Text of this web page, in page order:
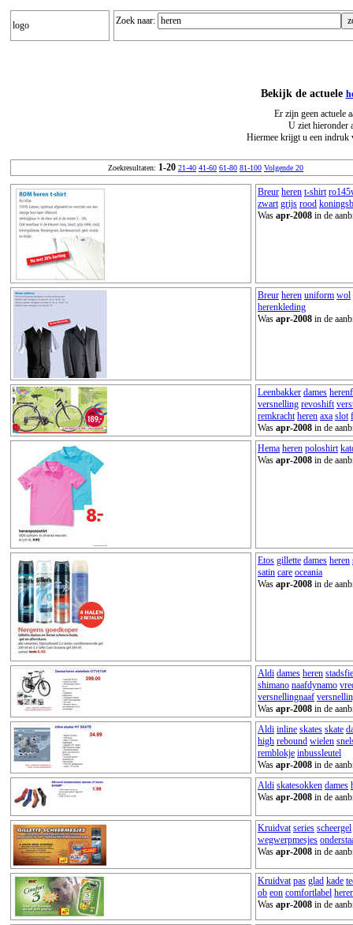
logo Zoek naar:
Bekijk de actuele
Er zijn geen actuele
U ziet hieronder
Hiermee krijgt u een indruk
Zoekresultaten: 1-20 21-40 41-60 61-80 81-100 Volgende 20
Breur heren t-shirt
zwart grijs rood
Was apr-2008 in de
Breur heren uniform wol
herenkleding
Was apr-2008 in de
Leenbakker dames
versnelling revoshift
remkracht heren axa slot
Was apr-2008 in de
Hema heren poloshirt
Was apr-2008 in de
Etos gillette dames heren
satin care oceania
Was apr-2008 in de
Aldi dames heren
shimano naafdynamo
versnellingnaaf
Was apr-2008 in de
Aldi inline skates skate
high rebound wielen
remblokje inbussleutel
Was apr-2008 in de
Aldi skatesokken dames
Was apr-2008 in de
Kruidvat series scheergel
wegwerpmesjes
Was apr-2008 in de
Kruidvat pas glad kade
ob eon comfortlabel
Was apr-2008 in de